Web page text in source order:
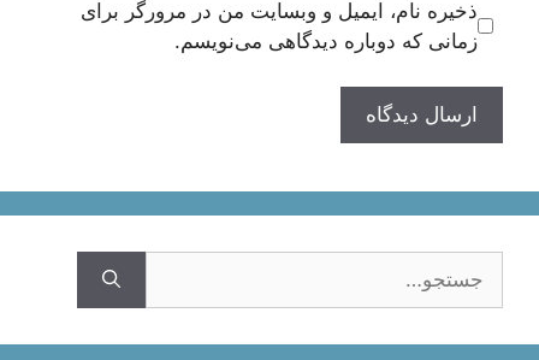
ذخیره نام، ایمیل و وبسایت من در مرورگر برای
زمانی که دوباره دیدگاهی می‌نویسم.